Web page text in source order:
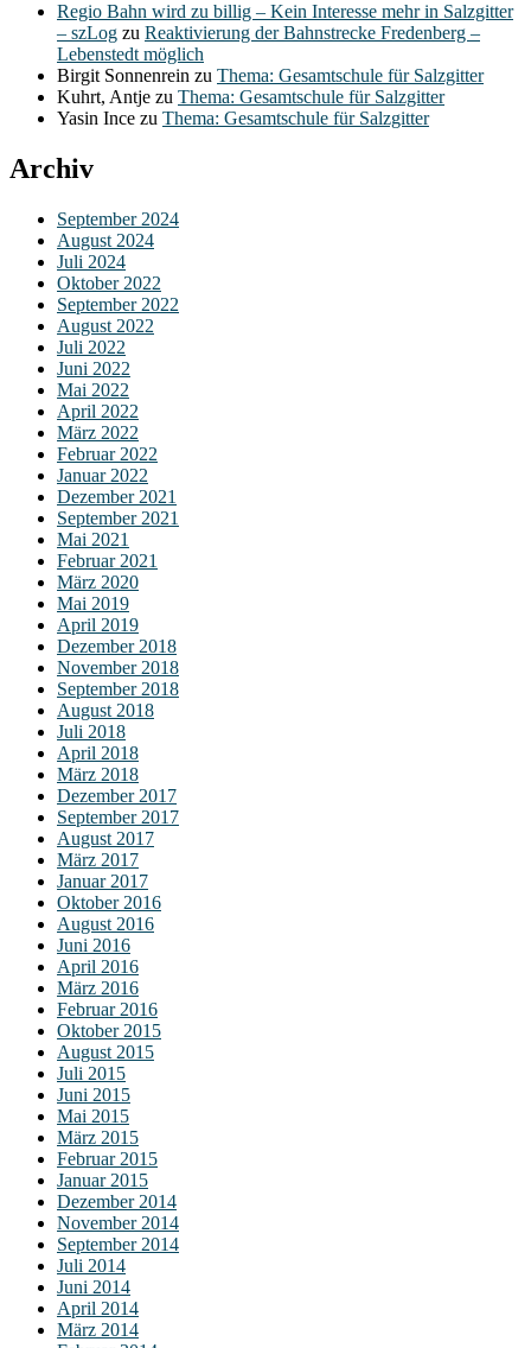
Regio Bahn wird zu billig – Kein Interesse mehr in Salzgitter
– szLog zu Reaktivierung der Bahnstrecke Fredenberg –
Lebenstedt möglich
Birgit Sonnenrein zu Thema: Gesamtschule für Salzgitter
Kuhrt, Antje zu Thema: Gesamtschule für Salzgitter
Yasin Ince zu Thema: Gesamtschule für Salzgitter
Archiv
September 2024
August 2024
Juli 2024
Oktober 2022
September 2022
August 2022
Juli 2022
Juni 2022
Mai 2022
April 2022
März 2022
Februar 2022
Januar 2022
Dezember 2021
September 2021
Mai 2021
Februar 2021
März 2020
Mai 2019
April 2019
Dezember 2018
November 2018
September 2018
August 2018
Juli 2018
April 2018
März 2018
Dezember 2017
September 2017
August 2017
März 2017
Januar 2017
Oktober 2016
August 2016
Juni 2016
April 2016
März 2016
Februar 2016
Oktober 2015
August 2015
Juli 2015
Juni 2015
Mai 2015
März 2015
Februar 2015
Januar 2015
Dezember 2014
November 2014
September 2014
Juli 2014
Juni 2014
April 2014
März 2014